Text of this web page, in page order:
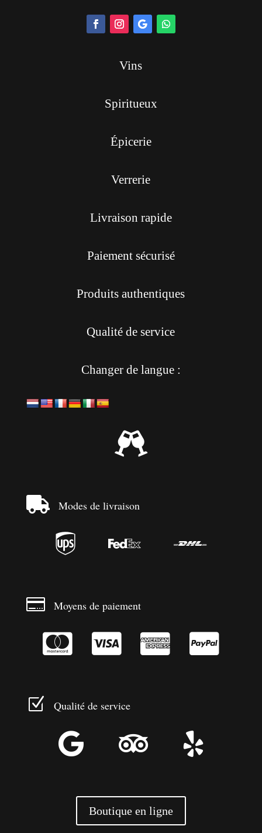
Vins
Spiritueux
Épicerie
Verrerie
Livraison rapide
Paiement sécurisé
Produits authentiques
Qualité de service
Changer de langue :

 Modes de livraison
  
 Moyens de paiement
   
Z Qualité de service
  
Boutique en ligne